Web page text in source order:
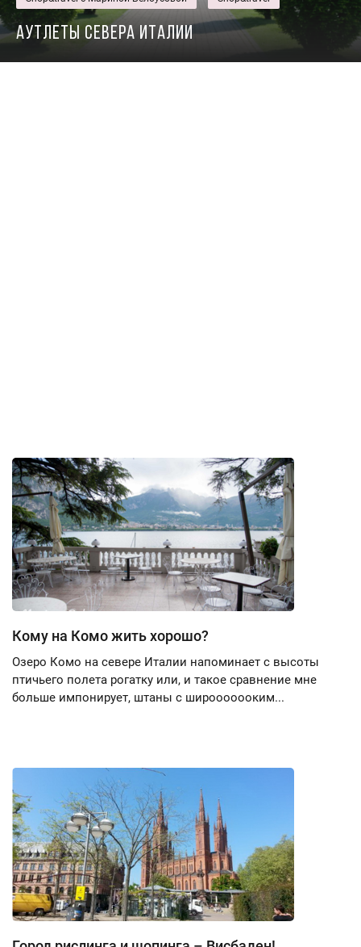
Аутлеты севера Италии
Кому на Комо жить хорошо?
Озеро Комо на севере Италии напоминает с высоты
птичьего полета рогатку или, и такое сравнение мне
больше импонирует, штаны с широоооооким...